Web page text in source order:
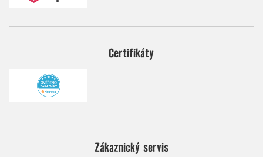
Certifikáty
Zákaznický servis